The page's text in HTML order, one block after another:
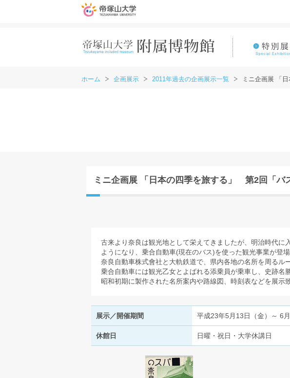
ホーム 企画展示 2011年過去の企画展示一覧 ミニ企画展 「
ミニ企画展 「日本の四季を旅する」 第2回「バ
古来より奈良は観光地として栄えてきましたが、明治時代に
ようになり、乗合自動車(現在のバス)を使った観光事業が登
奈良自動車株式會社と大軌鉄道で、県内各地の名所を周るル
乗合自動車には観光乙女とよばれる添乗員が乗車し、史跡名
昭和初期に製作された名所案内や路線図、時刻表などを展示
展示／開催期間 平成23年5月13日（金）～ 6月
休館日 日曜・祝日・大学休講日